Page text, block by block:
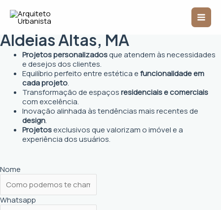
para
conteúdo
Main
Arquiteto Urbanista em
Aldeias Altas, MA
Projetos personalizadosque atendem às necessidades
e desejos dos clientes.
Equilíbrio perfeito entre estética efuncionalidade em
cada projeto.
Transformação de espaçosresidenciais e comerciais
com excelência.
Inovação alinhada às tendências mais recentes de
design.
Projetosexclusivos que valorizam o imóvel e a
experiência dos usuários.
Nome
Whatsapp